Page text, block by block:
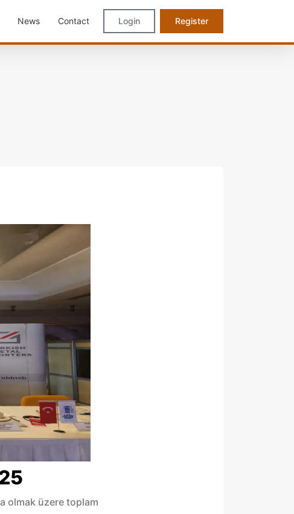
News Contact Login Register
olmak üzere toplam